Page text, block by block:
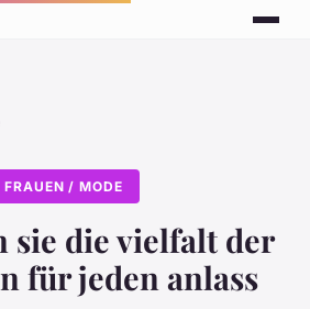
FRAUEN / MODE
sie die vielfalt der
für jeden anlass